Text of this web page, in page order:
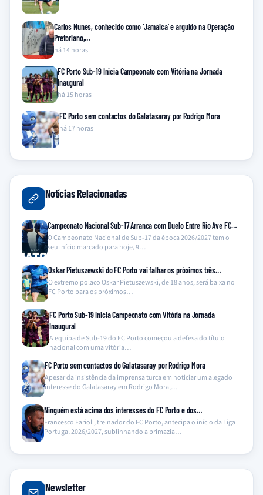
Carlos Nunes, conhecido como ‘Jamaica’ e arguido na Operação
Pretoriano,…
há 14 horas
FC Porto Sub-19 Inicia Campeonato com Vitória na Jornada
Inaugural
há 15 horas
FC Porto sem contactos do Galatasaray por Rodrigo Mora
há 17 horas
Notícias Relacionadas
Campeonato Nacional Sub-17 Arranca com Duelo Entre Rio Ave FC…
O Campeonato Nacional de Sub-17 da época 2026/2027 tem o
seu início marcado para hoje, 9…
Oskar Pietuszewski do FC Porto vai falhar os próximos três…
O extremo polaco Oskar Pietuszewski, de 18 anos, será baixa no
FC Porto para os próximos…
FC Porto Sub-19 Inicia Campeonato com Vitória na Jornada
Inaugural
A equipa de Sub-19 do FC Porto começou a defesa do título
nacional com uma vitória…
FC Porto sem contactos do Galatasaray por Rodrigo Mora
Apesar da insistência da imprensa turca em noticiar um alegado
interesse do Galatasaray em Rodrigo Mora,…
Ninguém está acima dos interesses do FC Porto e dos…
Francesco Farioli, treinador do FC Porto, antecipa o início da Liga
Portugal 2026/2027, sublinhando a primazia…
Newsletter